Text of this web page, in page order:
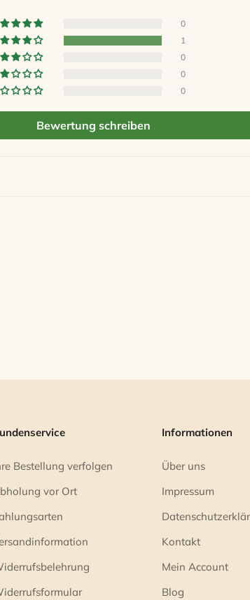
0
1
0
0
0
Bewertung schreiben
Bestellung verfolgen
vor Ort
Informationen
Über uns
Impressum
Kontakt
Mein Account
Blog